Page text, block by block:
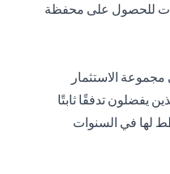
للحصول على محفظة
الاستثمار
يفضلون تدفقًا ثابتًا
لها في السنوات